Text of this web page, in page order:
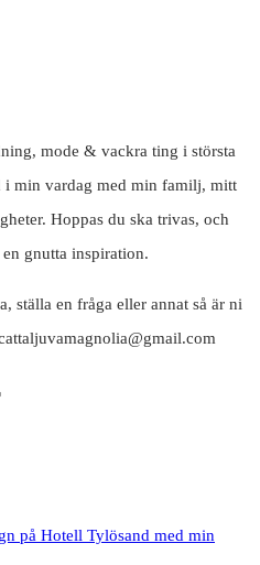
mode & vackra ting i största
min vardag med min familj, mitt
Hoppas du ska trivas, och
gnutta inspiration.
ställa en fråga eller annat så är ni
på Hotell Tylösand med min